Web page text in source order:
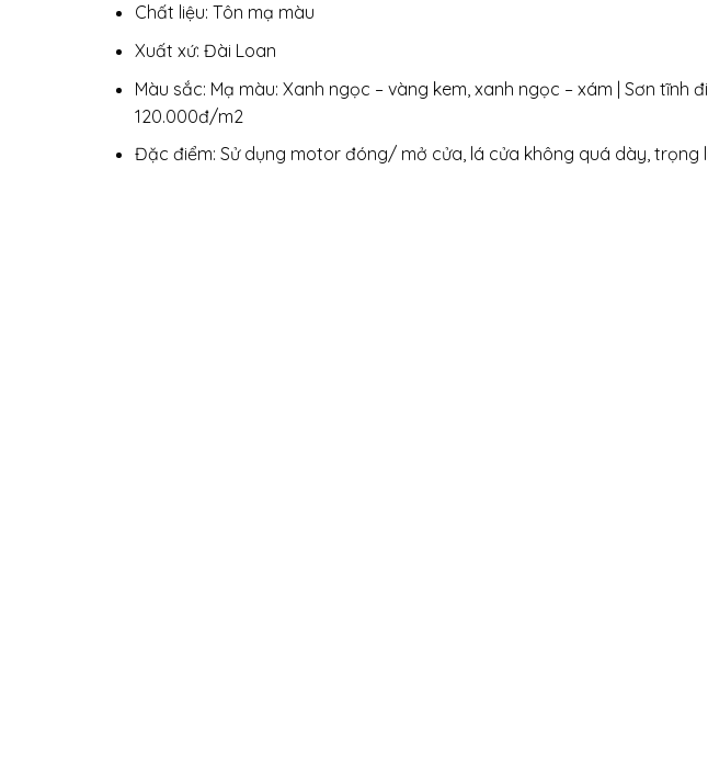
Chất liệu: Tôn mạ màu
Xuất xứ: Đài Loan
Màu sắc: Mạ màu: Xanh ngọc – vàng kem, xanh ngọc – xám | Sơn tĩnh
120.000đ/m2
Đặc điểm: Sử dụng motor đóng/ mở cửa, lá cửa không quá dày, trọng